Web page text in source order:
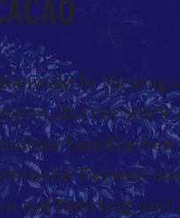
In
das ein Stück
Landflächen
Tierwelt
mit Nahrung und